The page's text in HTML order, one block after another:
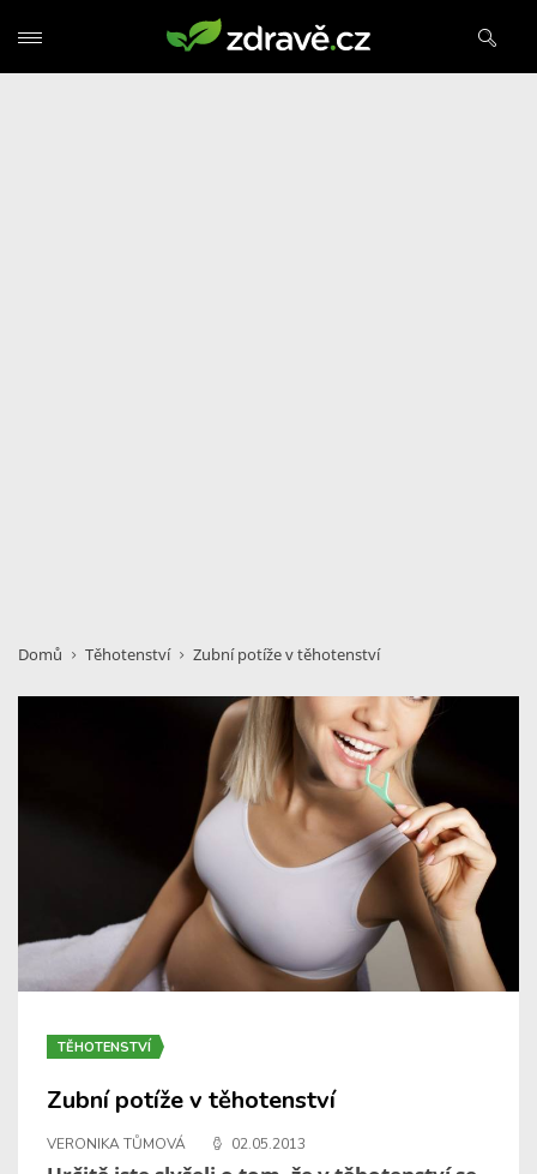
Domů Těhotenství Zubní potíže v těhotenství
TĚHOTENSTVÍ
Zubní potíže v těhotenství
VERONIKA TŮMOVÁ 02.05.2013